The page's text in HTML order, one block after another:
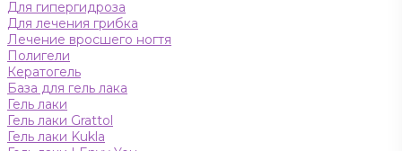
Для гипергидроза
Для лечения грибка
Лечение вросшего ногтя
Полигели
Кератогель
База для гель лака
Гель лаки
Гель лаки Grattol
Гель лаки Kukla